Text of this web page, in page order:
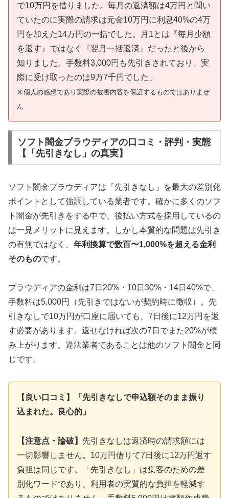
で10万円を借りました。毎月の返済額は4万円と聞い
ていたのに実際の請求は元金10万円に利息40%の4万
円を加えた14万円の一括でした。月1とは『毎月少額
を返す』ではなく『翌月一括返済』だったと後から
知りました。手数料3,000円も先引きされており、実
際に受け取ったのは9万7千円でした」
※個人の感想であり実際の被害内容を保証するものではありませ
ん
ソフト闇金プラウディアの口コミ・評判・実態
【「先引きなし」の真実】
ソフト闇金プラウディアは「先引きなし」を最大の差別化
ポイントとして強調している業者です。確かに多くのソフ
ト闇金が先引きをする中で、後払い方式を採用しているの
は一見メリットに見えます。しかし本質的な問題は先引き
の有無ではなく、 年利換算で数百〜1,000%を超える金利
そのものです。
プラウディアの金利は7日20%・10日30%・14日40%で、
手数料は5,000円（先引きではないが契約時に徴収）。先
引きなしで10万円が口座に届いても、7日後に12万円を返
す必要があります。返せなければ次の7日でまた20%が積
み上がります。違法業者であることは他のソフト闇金と同
じです。
【良い口コミ】「先引きなしで申込額そのまま振り
込まれた。良心的」
【注意点・論破】 先引きなしは返済時の請求額には
一切影響しません。10万円借りて7日後に12万円返す
負担は同じです。「先引きなし」は集客のための差
別化ワードであり、利用者の実質的な負担を軽減す